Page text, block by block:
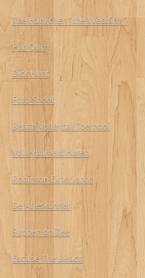
The Hangover "the Wedding"
Pub Quiz
Dick Hunt
Foto Shoot
Beach Volleybal Toernooi
Volleybalveld Huren
Robinson Experience
De Alleskunner
Suppen op Zee
Escape The Beach